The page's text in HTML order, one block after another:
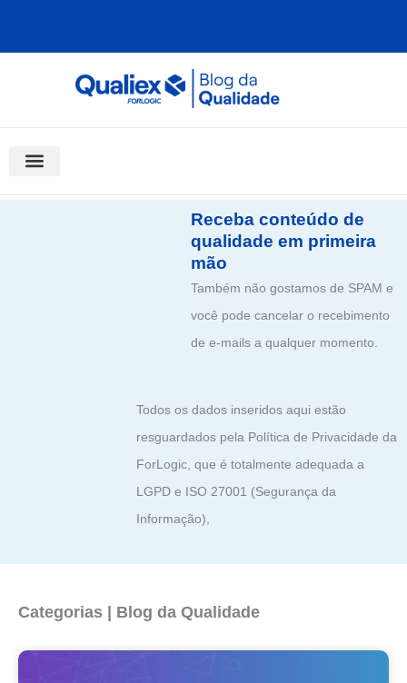
Receba conteúdo de
qualidade em primeira
mão
Também não gostamos de SPAM e
você pode cancelar o recebimento
de e-mails a qualquer momento.
Todos os dados inseridos aqui estão
resguardados pela Política de Privacidade da
ForLogic, que é totalmente adequada a
LGPD e ISO 27001 (Segurança da
Informação),
Categorias | Blog da Qualidade